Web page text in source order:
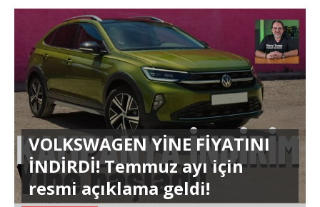
VOLKSWAGEN YİNE FİYATINI
İNDİRDİ! Temmuz ayı için
resmi açıklama geldi!